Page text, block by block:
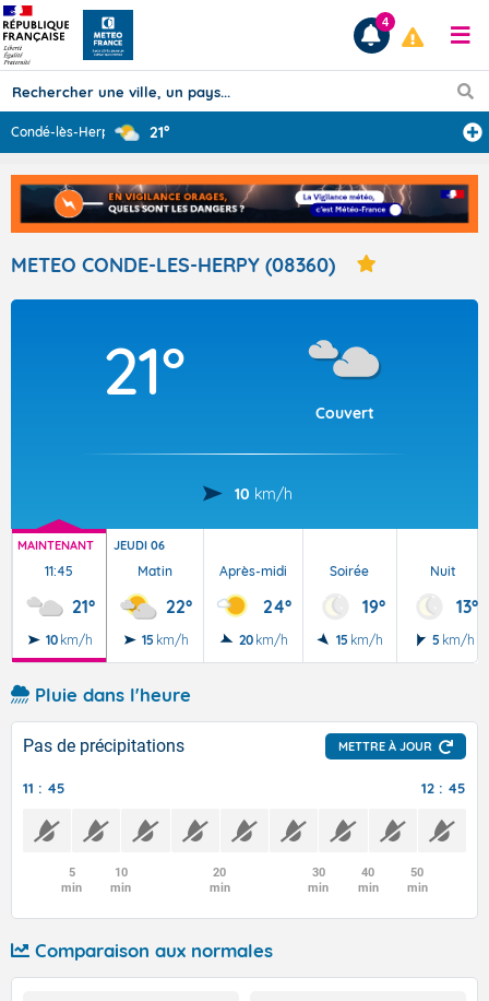
Prévisions
TOUS LES RÉSULTATS
Articles
4
Condé-lès-Herpy... 21°
METEO CONDE-LES-HERPY (08360)
21°
Couvert
10 km/h
MAINTENANT
11:45
21°
10 km/h
JEUDI 06
Matin
22°
15 km/h
Après-midi
24°
20 km/h
Soirée
19°
15 km/h
Nuit
13°
5 km/h
Pluie dans l'heure
Pas de précipitations METTRE À JOUR
11 : 45 12 : 45
5
min
10
min
20
min
30
min
40
min
50
min
Comparaison aux normales